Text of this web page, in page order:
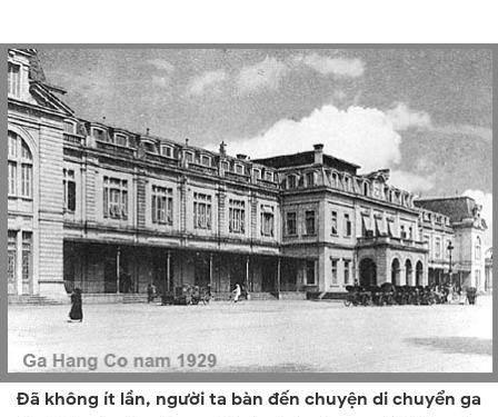
Đã không ít lần, người ta bàn đến chuyện di chuyển ga